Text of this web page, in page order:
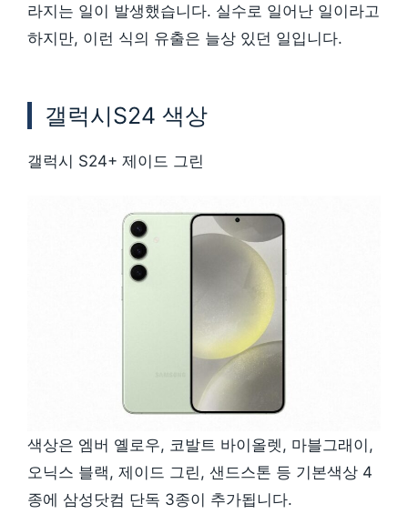
라지는 일이 발생했습니다. 실수로 일어난 일이라고
하지만, 이런 식의 유출은 늘상 있던 일입니다.
갤럭시S24 색상
갤럭시 S24+ 제이드 그린
색상은 엠버 옐로우, 코발트 바이올렛, 마블그래이,
오닉스 블랙, 제이드 그린, 샌드스톤 등 기본색상 4
종에 삼성닷컴 단독 3종이 추가됩니다.